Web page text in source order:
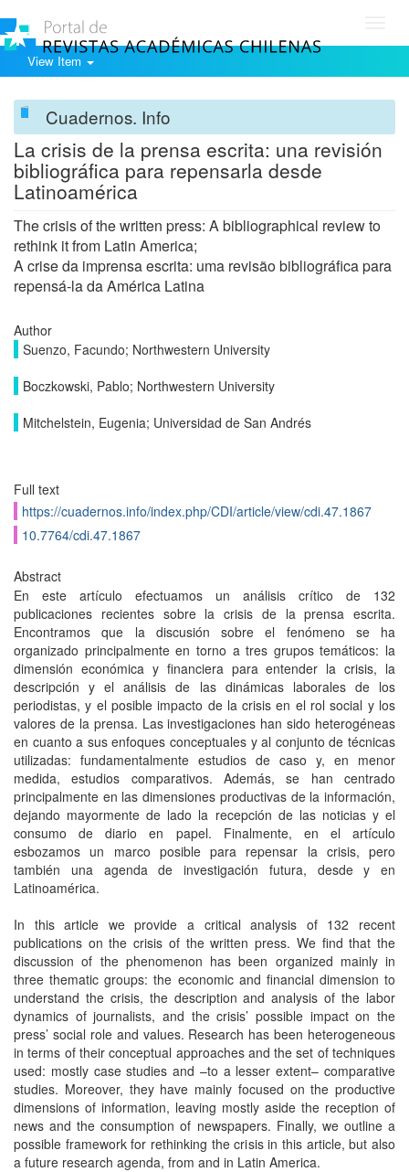
View Item
Cuadernos. Info
La crisis de la prensa escrita: una revisión
bibliográfica para repensarla desde
Latinoamérica
The crisis of the written press: A bibliographical review to
rethink it from Latin America;
A crise da imprensa escrita: uma revisão bibliográfica para
repensá-la da América Latina
Author
Suenzo, Facundo; Northwestern University
Boczkowski, Pablo; Northwestern University
Mitchelstein, Eugenia; Universidad de San Andrés
Full text
https://cuadernos.info/index.php/CDI/article/view/cdi.47.1867
10.7764/cdi.47.1867
Abstract
En este artículo efectuamos un análisis crítico de 132
publicaciones recientes sobre la crisis de la prensa escrita.
Encontramos que la discusión sobre el fenómeno se ha
organizado principalmente en torno a tres grupos temáticos: la
dimensión económica y financiera para entender la crisis, la
descripción y el análisis de las dinámicas laborales de los
periodistas, y el posible impacto de la crisis en el rol social y los
valores de la prensa. Las investigaciones han sido heterogéneas
en cuanto a sus enfoques conceptuales y al conjunto de técnicas
utilizadas: fundamentalmente estudios de caso y, en menor
medida, estudios comparativos. Además, se han centrado
principalmente en las dimensiones productivas de la información,
dejando mayormente de lado la recepción de las noticias y el
consumo de diario en papel. Finalmente, en el artículo
esbozamos un marco posible para repensar la crisis, pero
también una agenda de investigación futura, desde y en
Latinoamérica.
In this article we provide a critical analysis of 132 recent
publications on the crisis of the written press. We find that the
discussion of the phenomenon has been organized mainly in
three thematic groups: the economic and financial dimension to
understand the crisis, the description and analysis of the labor
dynamics of journalists, and the crisis’ possible impact on the
press’ social role and values. Research has been heterogeneous
in terms of their conceptual approaches and the set of techniques
used: mostly case studies and –to a lesser extent– comparative
studies. Moreover, they have mainly focused on the productive
dimensions of information, leaving mostly aside the reception of
news and the consumption of newspapers. Finally, we outline a
possible framework for rethinking the crisis in this article, but also
a future research agenda, from and in Latin America.